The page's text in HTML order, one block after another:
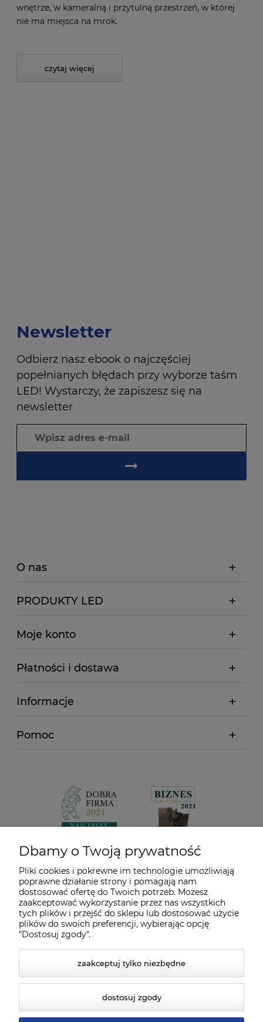
wnętrze, w kameralną i przytulną przestrzeń, w której
nie ma miejsca na mrok.
czytaj więcej
Newsletter
Odbierz nasz ebook o najczęściej
popełnianych błędach przy wyborze taśm
LED! Wystarczy, że zapiszesz się na
newsletter
O nas
PRODUKTY LED
Moje konto
Płatności i dostawa
Informacje
Pomoc
Dbamy o Twoją prywatność
Pliki cookies i pokrewne im technologie umożliwiają
poprawne działanie strony i pomagają nam
dostosować ofertę do Twoich potrzeb. Możesz
zaakceptować wykorzystanie przez nas wszystkich
tych plików i przejść do sklepu lub dostosować użycie
plików do swoich preferencji, wybierając opcję
"Dostosuj zgody".
zaakceptuj tylko niezbędne
dostosuj zgody